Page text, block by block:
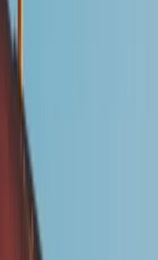
Pose ou
des eaux
particulier
veillant à
fondations